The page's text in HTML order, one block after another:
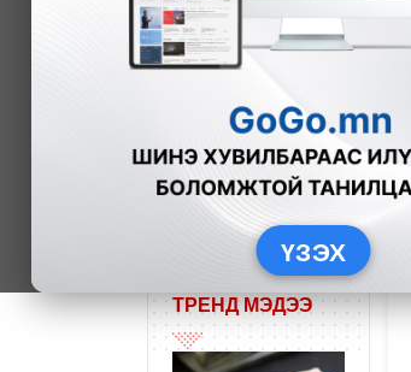
ҮЗЭХ
Монгол ёсон
Битүүлэх ёс
Монгол зурхай
Гэр бүлийн зохилдлого
ТРЕНД МЭДЭЭ